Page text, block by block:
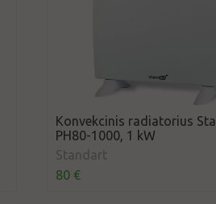
Konvekcinis radiatorius
PH80-1000, 1 kW
Standart
80 €